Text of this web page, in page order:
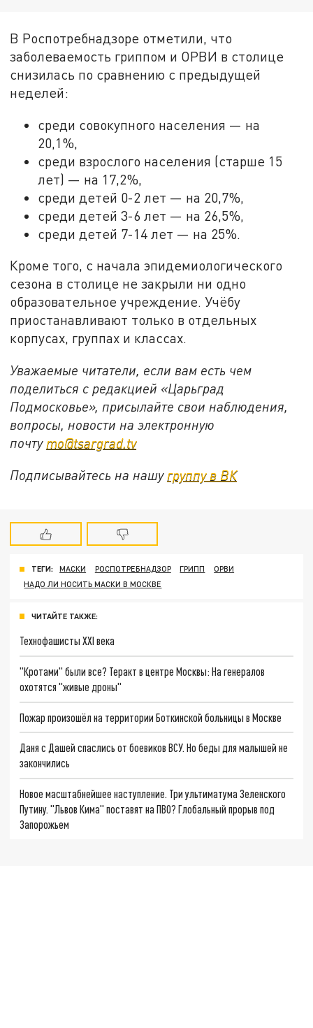
В Роспотребнадзоре отметили, что
заболеваемость гриппом и ОРВИ в столице
снизилась по сравнению с предыдущей
неделей:
среди совокупного населения — на
20,1%,
среди взрослого населения (старше 15
лет) — на 17,2%,
среди детей 0-2 лет — на 20,7%,
среди детей 3-6 лет — на 26,5%,
среди детей 7-14 лет — на 25%.
Кроме того, с начала эпидемиологического
сезона в столице не закрыли ни одно
образовательное учреждение. Учёбу
приостанавливают только в отдельных
корпусах, группах и классах.
Уважаемые читатели, если вам есть чем
поделиться с редакцией «Царьград
Подмосковье», присылайте свои наблюдения,
вопросы, новости на электронную
почту mo@tsargrad.tv
Подписывайтесь на нашу группу в ВК
ТЕГИ: МАСКИ РОСПОТРЕБНАДЗОР ГРИПП
ОРВИ
НАДО ЛИ НОСИТЬ МАСКИ В МОСКВЕ
ЧИТАЙТЕ ТАКЖЕ:
Технофашисты XXI века
"Кротами" были все? Теракт в центре Москвы: На генералов
охотятся "живые дроны"
Пожар произошёл на территории Боткинской больницы в Москве
Даня с Дашей спаслись от боевиков ВСУ. Но беды для малышей не
закончились
Новое масштабнейшее наступление. Три ультиматума Зеленского
Путину. "Львов Кима" поставят на ПВО? Глобальный прорыв под
Запорожьем